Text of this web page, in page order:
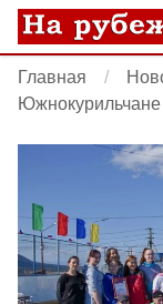
Главная
Южнокурильчане